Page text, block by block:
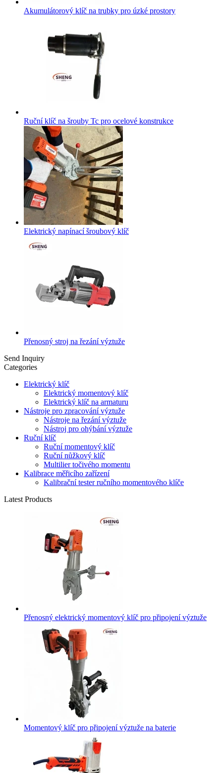
Akumulátorový klíč na trubky pro úzké prostory
Ruční klíč na šrouby Tc pro ocelové konstrukce
Elektrický napínací šroubový klíč
Přenosný stroj na řezání výztuže
Send Inquiry
Categories
Elektrický klíč
Elektrický momentový klíč
Elektrický klíč na armaturu
Nástroje pro zpracování výztuže
Nástroje na řezání výztuže
Nástroj pro ohýbání výztuže
Ruční klíč
Ruční momentový klíč
Ruční nůžkový klíč
Multilier točivého momentu
Kalibrace měřicího zařízení
Kalibrační tester ručního momentového klíče
Latest Products
Přenosný elektrický momentový klíč pro připojení výztuže
Momentový klíč pro připojení výztuže na baterie